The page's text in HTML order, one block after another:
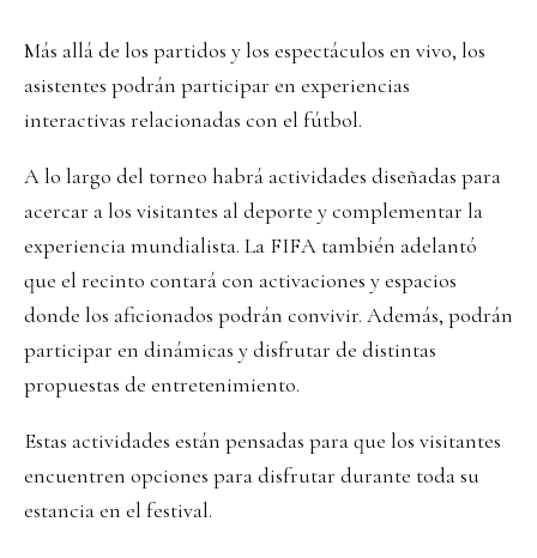
Más allá de los partidos y los espectáculos en vivo, los
asistentes podrán participar en experiencias
interactivas relacionadas con el fútbol.
A lo largo del torneo habrá actividades diseñadas para
acercar a los visitantes al deporte y complementar la
experiencia mundialista. La FIFA también adelantó
que el recinto contará con activaciones y espacios
donde los aficionados podrán convivir. Además, podrán
participar en dinámicas y disfrutar de distintas
propuestas de entretenimiento.
Estas actividades están pensadas para que los visitantes
encuentren opciones para disfrutar durante toda su
estancia en el festival.